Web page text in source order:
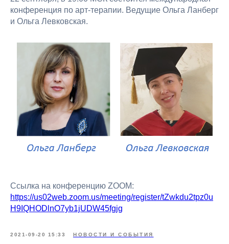
конференция по арт-терапии. Ведущие Ольга Ланберг
и Ольга Левковская.
Ссылка на конференцию ZOOM:
https://us02web.zoom.us/meeting/register/tZwkdu2tpz0u
H9IQHODlnO7yb1jUDW45fgjg
2021-09-20 15:33 НОВОСТИ И СОБЫТИЯ